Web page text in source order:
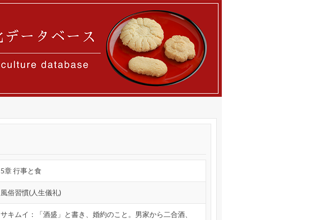
5章 行事と食
風俗習慣(人生儀礼)
サキムイ：「酒盛」と書き、婚約のこと。男家から二合酒、